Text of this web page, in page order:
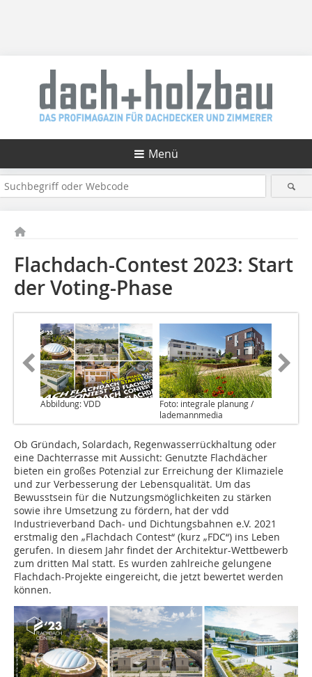
Menü
Flachdach-Contest 2023: Start
der Voting-Phase
Abbildung: VDD
Foto: integrale planung /
lademannmedia
Ob Gründach, Solardach, Regenwasserrückhaltung oder
eine Dachterrasse mit Aussicht: Genutzte Flachdächer
bieten ein großes Potenzial zur Erreichung der Klimaziele
und zur Verbesserung der Lebensqualität. Um das
Bewusstsein für die Nutzungsmöglichkeiten zu stärken
sowie ihre Umsetzung zu fördern, hat der vdd
Industrieverband Dach- und Dichtungsbahnen e.V. 2021
erstmalig den „Flachdach Contest“ (kurz „FDC“) ins Leben
gerufen. In diesem Jahr findet der Architektur-Wettbewerb
zum dritten Mal statt. Es wurden zahlreiche gelungene
Flachdach-Projekte eingereicht, die jetzt bewertet werden
können.